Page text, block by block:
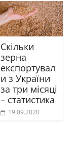
Скільки
зерна
експортувал
и з України
за три місяці
– статистика
19.09.2020